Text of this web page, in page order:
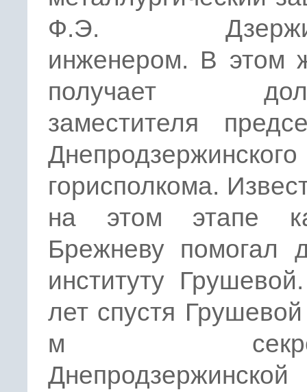
Ф.Э.
инженером. В этом
получает
заместителя
Днепродзержинского
горисполкома.
на этом этапе
Брежневу помогал
институту
лет спустя
м
Днепродзержинской